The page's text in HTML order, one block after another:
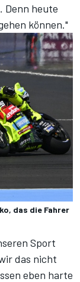
Denn heute
können."
das die Fahrer
Sport
das nicht
eben harte